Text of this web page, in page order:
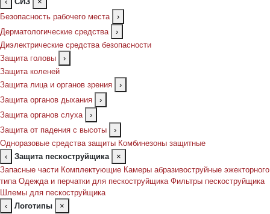
Безопасность рабочего места
›
Дерматологические средства
›
Диэлектрические средства безопасности
Защита головы
›
Защита коленей
Защита лица и органов зрения
›
Защита органов дыхания
›
Защита органов слуха
›
Защита от падения с высоты
›
Одноразовые средства защиты Комбинезоны защитные
‹
Защита пескоструйщика
×
Запасные части Комплектующие Камеры абразивоструйные эжекторного
типа Одежда и перчатки для пескоструйщика Фильтры пескоструйщика
Шлемы для пескоструйщика
‹
Логотипы
×